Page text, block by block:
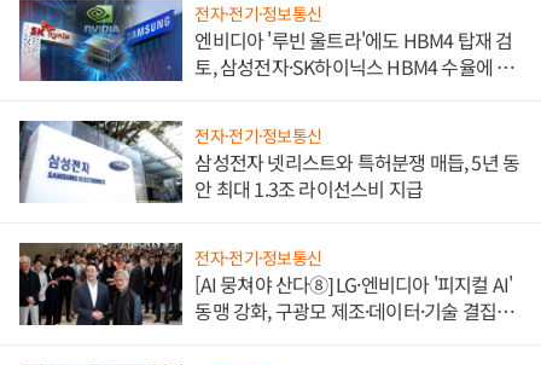
전자·전기·정보통신
엔비디아 '루빈 울트라'에도 HBM4 탑재 검
토, 삼성전자·SK하이닉스 HBM4 수율에 주
전자·전기·정보통신
삼성전자 넷리스트와 특허분쟁 매듭, 5년 동
안 최대 1.3조 라이선스비 지급
전자·전기·정보통신
[AI 뭉쳐야 산다⑧] LG·엔비디아 '피지컬 AI'
동맹 강화, 구광모 제조·데이터·기술 결집